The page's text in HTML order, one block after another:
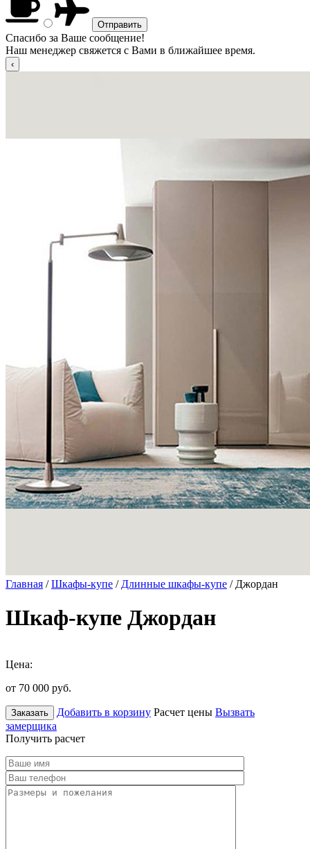
Спасибо за Ваше сообщение!
Наш менеджер свяжется с Вами в ближайшее время.
Главная /Шкафы-купе / Длинные шкафы-купе / Джордан
Шкаф-купе Джордан
Цена:
от 70 000 руб.
Заказать Добавить в корзину Расчет цены Вызвать
замерщика
Получить расчет